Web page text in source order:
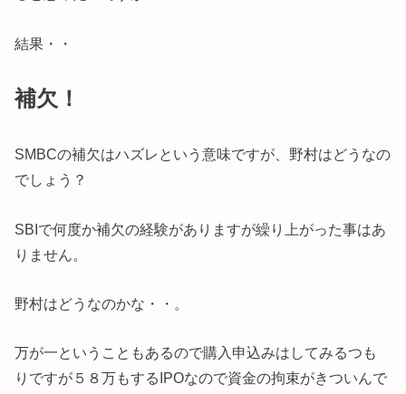
結果・・
補欠！
SMBCの補欠はハズレという意味ですが、野村はどうなの
でしょう？
SBIで何度か補欠の経験がありますが繰り上がった事はあ
りません。
野村はどうなのかな・・。
万が一ということもあるので購入申込みはしてみるつも
りですが５８万もするIPOなので資金の拘束がきついんで